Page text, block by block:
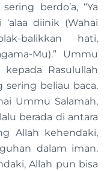
berdo’a, “Ya
diinik (Wahai
balikkan hati,
Mu).” Ummu
Rasulullah
sering beliau baca.
Ummu Salamah,
berada di antara
Allah kehendaki,
dalam iman.
Allah pun bisa